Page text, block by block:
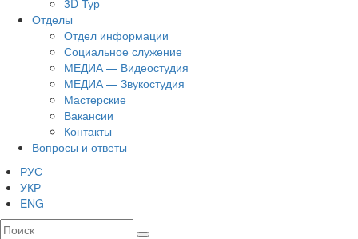
3D Тур
Отделы
Отдел информации
Социальное служение
МЕДИА — Видеостудия
МЕДИА — Звукостудия
Мастерские
Вакансии
Контакты
Вопросы и ответы
РУС
УКР
ENG